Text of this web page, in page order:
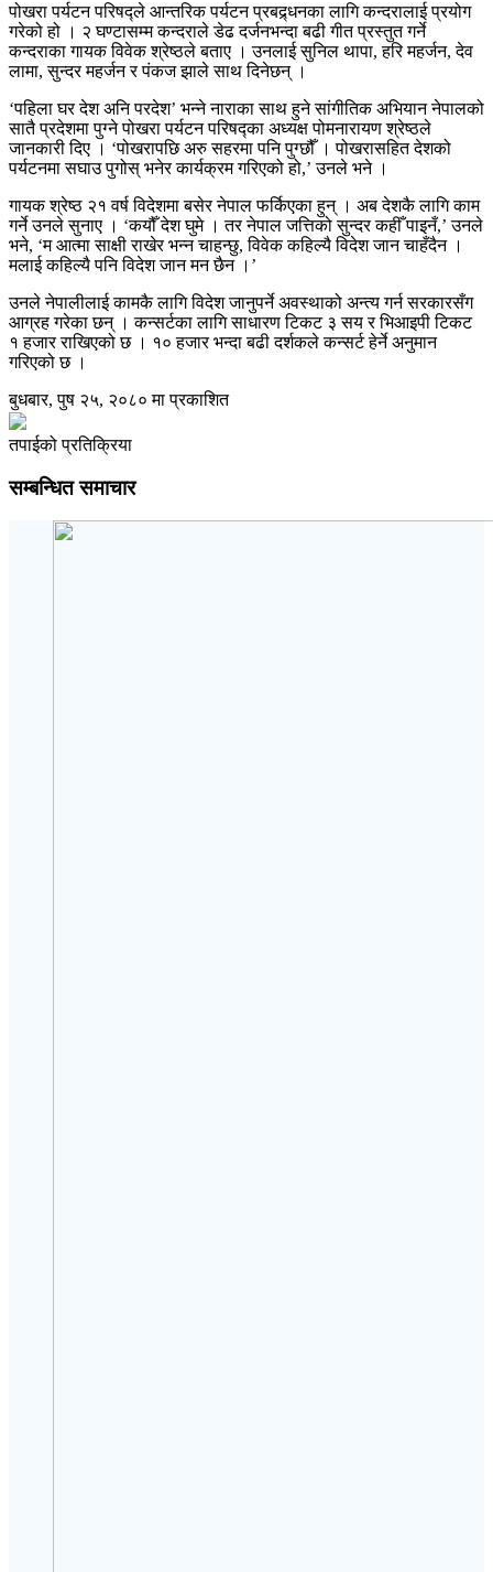
पोखरा पर्यटन परिषद्ले आन्तरिक पर्यटन प्रबद्र्धनका लागि कन्दरालाई प्रयोग
गरेको हो । २ घण्टासम्म कन्दराले डेढ दर्जनभन्दा बढी गीत प्रस्तुत गर्ने
कन्दराका गायक विवेक श्रेष्ठले बताए । उनलाई सुनिल थापा, हरि महर्जन, देव
लामा, सुन्दर महर्जन र पंकज झाले साथ दिनेछन् ।
‘पहिला घर देश अनि परदेश’ भन्ने नाराका साथ हुने सांगीतिक अभियान नेपालको
सातै प्रदेशमा पुग्ने पोखरा पर्यटन परिषद्का अध्यक्ष पोमनारायण श्रेष्ठले
जानकारी दिए । ‘पोखरापछि अरु सहरमा पनि पुग्छौँ । पोखरासहित देशको
पर्यटनमा सघाउ पुगोस् भनेर कार्यक्रम गरिएको हो,’ उनले भने ।
गायक श्रेष्ठ २१ वर्ष विदेशमा बसेर नेपाल फर्किएका हुन् । अब देशकै लागि काम
गर्ने उनले सुनाए । ‘कयौँ देश घुमे । तर नेपाल जत्तिको सुन्दर कहीँ पाइनँ,’ उनले
भने, ‘म आत्मा साक्षी राखेर भन्न चाहन्छु, विवेक कहिल्यै विदेश जान चाहँदैन ।
मलाई कहिल्यै पनि विदेश जान मन छैन ।’
उनले नेपालीलाई कामकै लागि विदेश जानुपर्ने अवस्थाको अन्त्य गर्न सरकारसँग
आग्रह गरेका छन् । कन्सर्टका लागि साधारण टिकट ३ सय र भिआइपी टिकट
१ हजार राखिएको छ । १० हजार भन्दा बढी दर्शकले कन्सर्ट हेर्ने अनुमान
गरिएको छ ।
बुधबार, पुष २५, २०८० मा प्रकाशित
तपाईको प्रतिक्रिया
सम्बन्धित समाचार